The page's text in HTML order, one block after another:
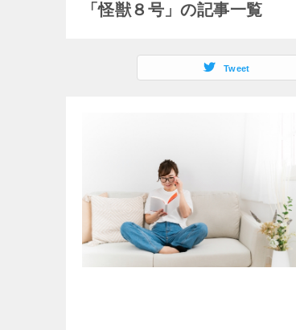
「怪獣８号」の記事一覧
Tweet